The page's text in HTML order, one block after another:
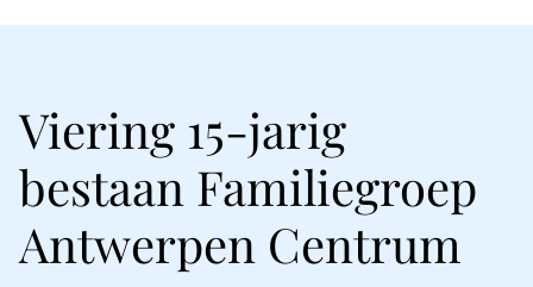
Viering 15-jarig
bestaan Familiegroep
Antwerpen Centrum